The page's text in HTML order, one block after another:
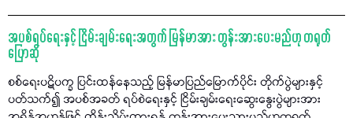
အပစ်ရပ်ရေးနှင့် ငြိမ်းချမ်းရေးအတွက် မြန်မာအား တွန်းအားပေးမည်ဟု တရုတ်
ပြောဆို
စစ်ရေးပဋိပက္ခ ပြင်းထန်နေသည့် မြန်မာပြည်မြောက်ပိုင်း တိုက်ပွဲများနှင့်
ပတ်သက်၍ အပစ်အခတ် ရပ်စဲရေးနှင့် ငြိမ်းချမ်းရေးဆွေးနွေးပွဲများအား